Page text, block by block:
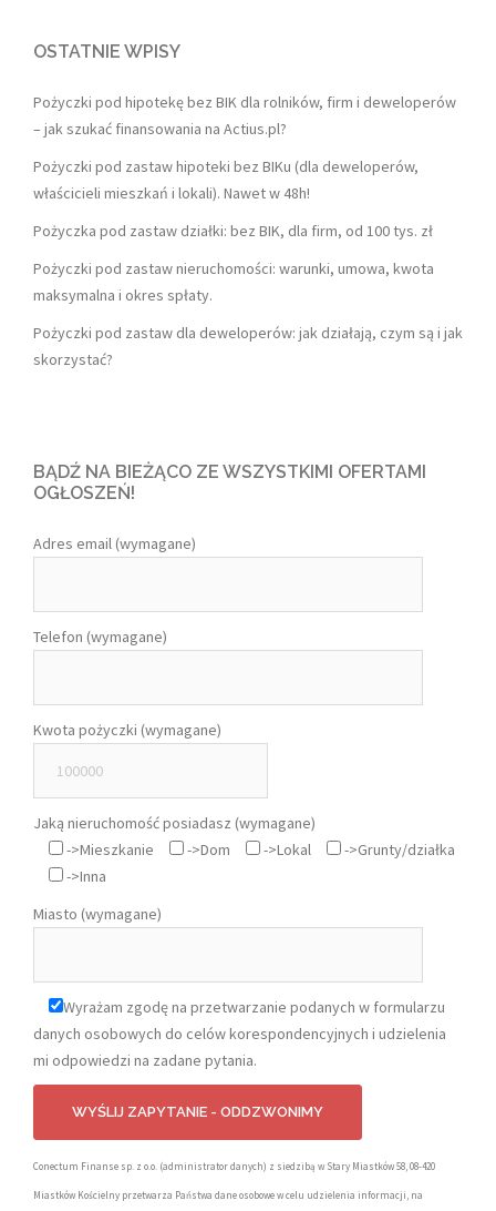
OSTATNIE WPISY
Pożyczki pod hipotekę bez BIK dla rolników, firm i deweloperów
– jak szukać finansowania na Actius.pl?
Pożyczki pod zastaw hipoteki bez BIKu (dla deweloperów,
właścicieli mieszkań i lokali). Nawet w 48h!
Pożyczka pod zastaw działki: bez BIK, dla firm, od 100 tys. zł
Pożyczki pod zastaw nieruchomości: warunki, umowa, kwota
maksymalna i okres spłaty.
Pożyczki pod zastaw dla deweloperów: jak działają, czym są i jak
skorzystać?
BĄDŹ NA BIEŻĄCO ZE WSZYSTKIMI OFERTAMI
OGŁOSZEŃ!
Adres email (wymagane)
Telefon (wymagane)
Kwota pożyczki (wymagane)
Jaką nieruchomość posiadasz (wymagane)
->Mieszkanie
->Dom ->Lokal
->Grunty/działka
->Inna
Miasto (wymagane)
Wyrażam zgodę na przetwarzanie podanych w formularzu
danych osobowych do celów korespondencyjnych i udzielenia
mi odpowiedzi na zadane pytania.
Conectum Finanse sp. z o.o. (administrator danych) z siedzibą w Stary Miastków 58, 08-420
Miastków Kościelny przetwarza Państwa dane osobowe w celu udzielenia informacji, na